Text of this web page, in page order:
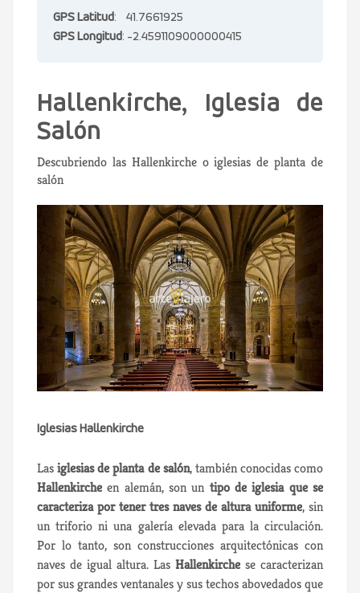
GPS Latitud: 41.7661925
GPS Longitud: -2.4591109000000415
Hallenkirche, Iglesia de
Salón
Descubriendo las Hallenkirche o iglesias de planta de
salón
Iglesias Hallenkirche
Lasiglesias de planta de salón, también conocidas como
Hallenkirche en alemán, son un tipo de iglesia que se
caracteriza por tener tres naves de altura uniforme, sin
un triforio ni una galería elevada para la circulación.
Por lo tanto, son construcciones arquitectónicas con
naves de igual altura. Las Hallenkirche se caracterizan
por sus grandes ventanales y sus techos abovedados que